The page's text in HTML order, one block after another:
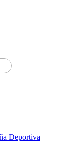
Deportiva